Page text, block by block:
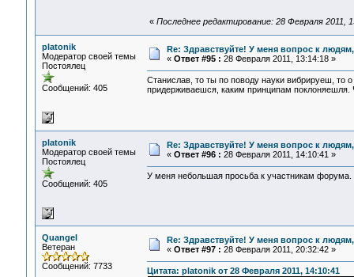
« Последнее редактирование: 28 Февраля 2011,
platonik
Модератор своей темы
Постоялец
Сообщений: 405
Re: Здравствуйте! У меня вопрос к
« Ответ #95 : 28 Февраля 2011, 13:14:18 »
Станислав, то ты по поводу науки вибрируеш, то
придерживаешся, каким принципам поклоняешля.
platonik
Модератор своей темы
Постоялец
Сообщений: 405
Re: Здравствуйте! У меня вопрос к
« Ответ #96 : 28 Февраля 2011, 14:10:41 »
У меня небольшая просьба к участникам
Quangel
Ветеран
Сообщений: 7733
Re: Здравствуйте! У меня вопрос к
« Ответ #97 : 28 Февраля 2011, 20:32:42 »
Цитата: platonik от 28 Февраля 2011, 14:10:41